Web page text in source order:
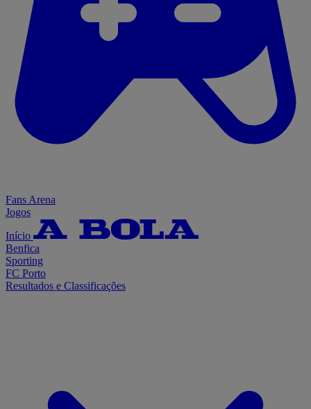
Fans Arena
Jogos
Início
Benfica
Sporting
FC Porto
Resultados e Classificações